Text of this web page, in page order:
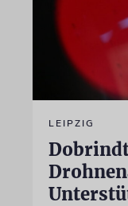
LEIPZIG